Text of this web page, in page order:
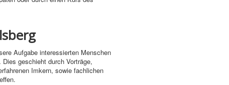
Aufgabe interessierten Menschen
geschieht durch Vorträge,
Imkern, sowie fachlichen